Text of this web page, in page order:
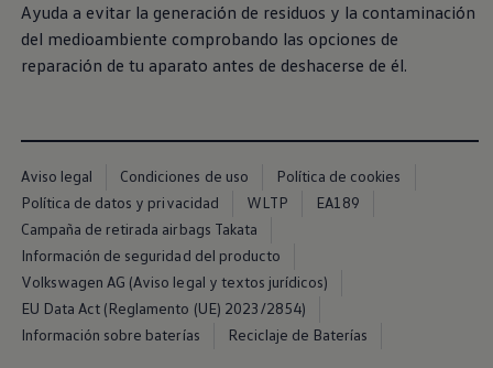
Ayuda a evitar la generación de residuos y la contaminación
del medioambiente comprobando las opciones de
reparación de tu aparato antes de deshacerse de él.
Aviso legal Condiciones de uso
Política de cookies
Política de datos y privacidad
WLTP
EA189
Campaña de retirada airbags Takata
Información de seguridad del producto
Volkswagen AG (Aviso legal y textos jurídicos)
EU Data Act (Reglamento (UE) 2023/2854)
Información sobre baterías
Reciclaje de Baterías